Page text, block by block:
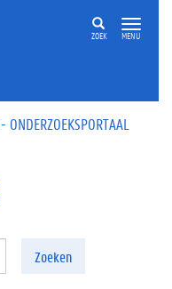
ZOEK MENU
ONDERZOEKSPORTAAL
Zoeken